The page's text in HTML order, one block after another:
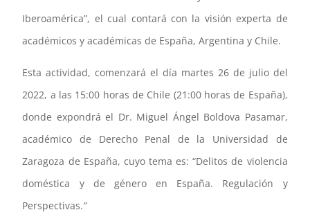
Iberoamérica”, el cual contará con la visión experta de
académicos y académicas de España, Argentina y Chile.
Esta actividad, comenzará el día martes 26 de julio del
2022, a las 15:00 horas de Chile (21:00 horas de España),
donde expondrá el Dr. Miguel Ángel Boldova Pasamar,
académico de Derecho Penal de la Universidad de
Zaragoza de España, cuyo tema es: “Delitos de violencia
doméstica y de género en España. Regulación y
Perspectivas.”